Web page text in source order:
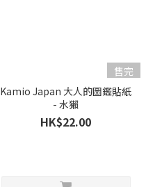
售完
Kamio Japan 大人的圖鑑貼紙
- 水獺
HK$22.00